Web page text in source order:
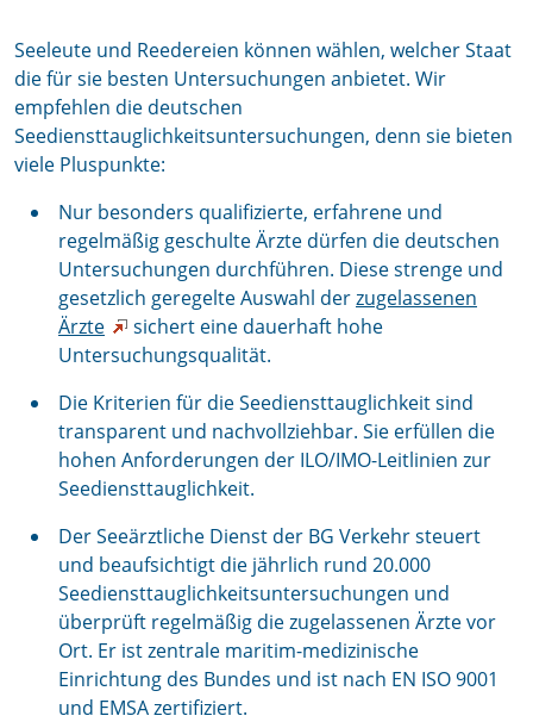
Seeleute und Reedereien können wählen, welcher Staat
die für sie besten Untersuchungen anbietet. Wir
empfehlen die deutschen
Seediensttauglichkeitsuntersuchungen, denn sie bieten
viele Pluspunkte:
Nur besonders qualifizierte, erfahrene und
regelmäßig geschulte Ärzte dürfen die deutschen
Untersuchungen durchführen. Diese strenge und
gesetzlich geregelte Auswahl derzugelassenen
Ärzte
sichert eine dauerhaft hohe
Untersuchungsqualität.
Die Kriterien für die Seediensttauglichkeit sind
transparent und nachvollziehbar. Sie erfüllen die
hohen Anforderungen der ILO/IMO-Leitlinien zur
Seediensttauglichkeit.
Der Seeärztliche Dienst der BG Verkehr steuert
und beaufsichtigt die jährlich rund 20.000
Seediensttauglichkeitsuntersuchungen und
überprüft regelmäßig die zugelassenen Ärzte vor
Ort. Er ist zentrale maritim-medizinische
Einrichtung des Bundes und ist nach EN ISO 9001
und EMSA zertifiziert.